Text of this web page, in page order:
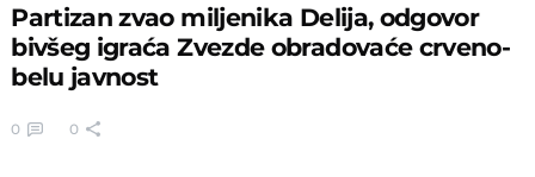
Partizan zvao miljenika Delija, odgovor
bivšeg igraća Zvezde obradovaće crveno-
belu javnost
0 0